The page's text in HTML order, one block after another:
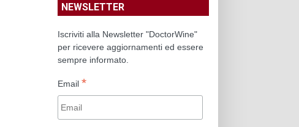
NEWSLETTER
Iscriviti alla Newsletter "DoctorWine"
per ricevere aggiornamenti ed essere
sempre informato.
Email *